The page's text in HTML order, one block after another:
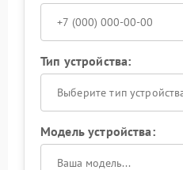
Тип устройства:
Выберите тип
Модель устройства: